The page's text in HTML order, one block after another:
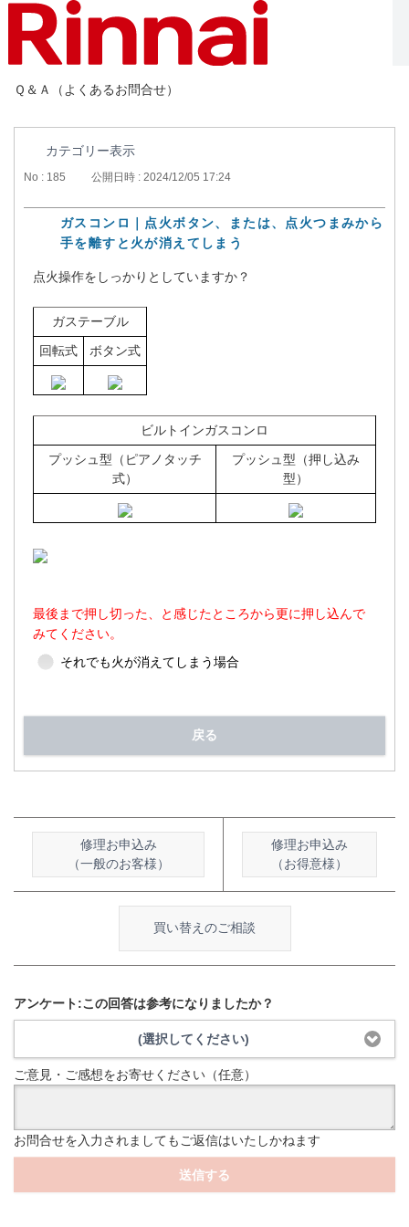
Ｑ＆Ａ（よくあるお問合せ）
カテゴリー表示
No : 185 公開日時 : 2024/12/05 17:24
ガスコンロ｜点火ボタン、または、点火つまみから
手を離すと火が消えてしまう
点火操作をしっかりとしていますか？
ガステーブル
回転式
ボタン式
ビルトインガスコンロ
プッシュ型（ピアノタッチ
式）
プッシュ型（押し込み
型）
最後まで押し切った、と感じたところから更に押し込んで
みてください。
それでも火が消えてしまう場合
戻る
修理お申込み
（一般のお客様）
修理お申込み
（お得意様）
買い替えのご相談
アンケート:この回答は参考になりましたか？
(選択してください)
ご意見・ご感想をお寄せください（任意）
お問合せを入力されましてもご返信はいたしかねます
送信する